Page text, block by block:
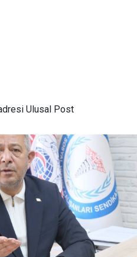
Ulusal Post